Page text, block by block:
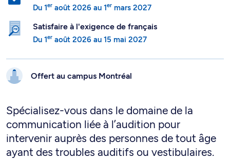
Du 1er août 2026 au 1er mars 2027
Satisfaire à l'exigence de français
Du 1er août 2026 au 15 mai 2027
Offert au campus Montréal
Spécialisez-vous dans le domaine de la
communication liée à l’audition pour
intervenir auprès des personnes de tout âge
ayant des troubles auditifs ou vestibulaires.